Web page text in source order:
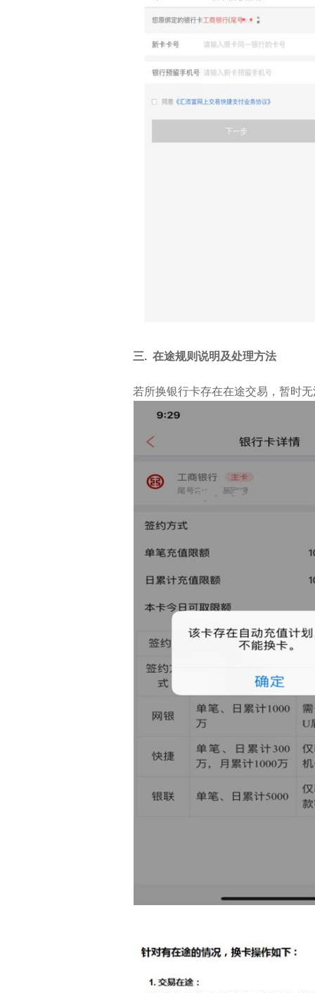
三. 在途规则说明及处理方法
若所换银行卡存在在途交易，暂时